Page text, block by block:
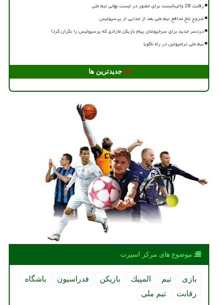
رقابت 28 والیبالیست برای حضور در لیست نهائی تیم ملی
شروع تلخ مدافع تیم ملی بعد از جدایی از پرسپولیس
دردسر جدید برای سرخپوشان پیام بازیکن مازادی که پرسپولیس را نگران کرد!
تیم ملی ترامپولین در راه ناگویا
جدیدترین ها
موضوع های مركز اسپرت
بازی تیم المپیك بازیكن فدراسیون
باشگاه
رقابت
تیم ملی